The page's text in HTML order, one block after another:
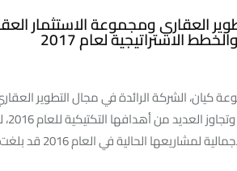
العقاري ومجموعة الاستثمار
الاستراتيجية لعام 2017
كيان، الشركة الرائدة في مجال التطوير
الحالية في العام 2016 قد بلغت 5.5 مليار ريال سعودي.